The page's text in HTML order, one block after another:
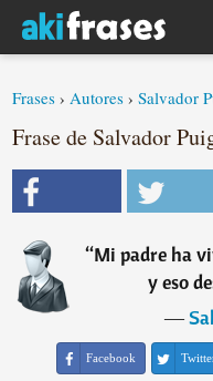
Frases ›Autores ›Salvador
Frase de Salvador
“Mi padre ha
y eso
―
Facebook